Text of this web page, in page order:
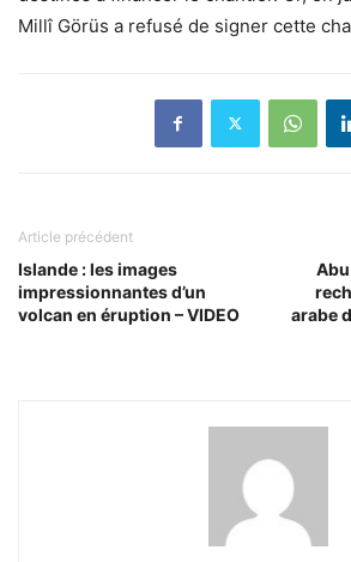
Millî Görüs a refusé de signer cette
Article précédent
Islande : les images
impressionnantes d’un
volcan en éruption – VIDEO
arabe